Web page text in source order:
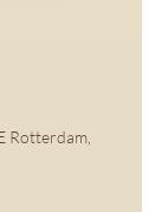
Rotterdam,